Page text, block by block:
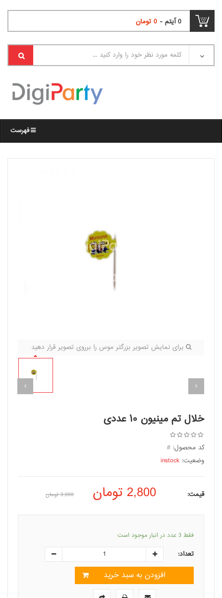
0آیتم - 0 تومان
فهرست
برای نمایش تصویر بزرگتر موس را برروی تصویر قرار دهید
خلال تم مینیون ۱۰ عددی
کد محصول: #
وضعیت: instock
قیمت: 2,800تومان 3,000 تومان
فقط 3 عدد در انبار موجود است
تعداد:
افزودن به سبد خرید